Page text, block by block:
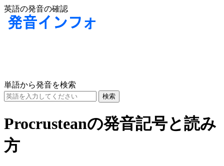
英語の発音の確認
単語から発音を検索
Procrusteanの発音記号と読み
方